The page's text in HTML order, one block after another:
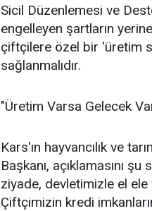
Sicil Düzenlemesi ve
engelleyen şartların
çiftçilere özel bir 'üretim
sağlanmalıdır.
"Üretim Varsa Gelecek
Kars'ın hayvancılık ve
Başkanı, açıklamasını
ziyade, devletimizle el ele
Çiftçimizin kredi